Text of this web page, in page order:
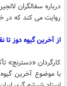
درباره سفالگران
روایت می کند که در
از آخرین گیوه دوز تا
کارگردان «دسترنج»
با موضوع آخرین